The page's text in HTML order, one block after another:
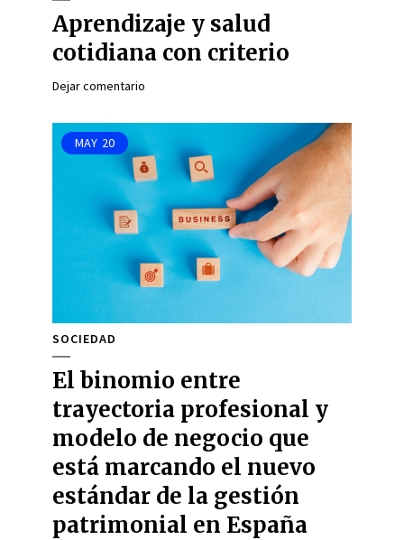
Aprendizaje y salud
cotidiana con criterio
Dejar comentario
MAY 20
SOCIEDAD
El binomio entre
trayectoria profesional y
modelo de negocio que
está marcando el nuevo
estándar de la gestión
patrimonial en España